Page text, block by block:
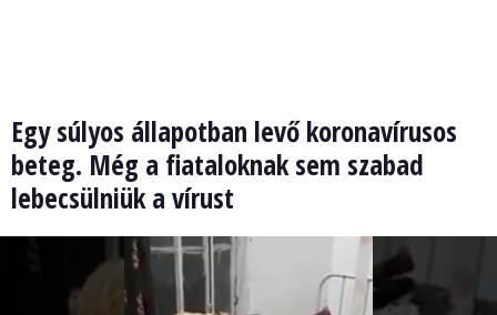
Egy súlyos állapotban levő koronavírusos
beteg. Még a fiataloknak sem szabad
lebecsülniük a vírust